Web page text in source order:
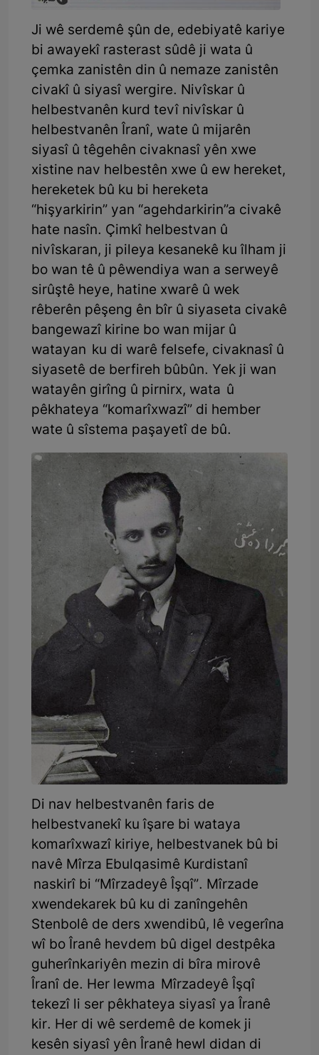
Ji wê serdemê şûn de, edebiyatê kariye
bi awayekî rasterast sûdê ji wata û
çemka zanistên din û nemaze zanistên
civakî û siyasî wergire. Nivîskar û
helbestvanên kurd tevî nivîskar û
helbestvanên Îranî, wate û mijarên
siyasî û têgehên civaknasî yên xwe
xistine nav helbestên xwe û ew hereket,
hereketek bû ku bi hereketa
“hişyarkirin” yan “agehdarkirin”a civakê
hate nasîn. Çimkî helbestvan û
nivîskaran, ji pileya kesanekê ku îlham ji
bo wan tê û pêwendiya wan a serweyê
sirûştê heye, hatine xwarê û wek
rêberên pêşeng ên bîr û siyaseta civakê
bangewazî kirine bo wan mijar û
watayan ku di warê felsefe, civaknasî û
siyasetê de berfireh bûbûn. Yek ji wan
watayên girîng û pirnirx, wata û
pêkhateya “komarîxwazî” di hember
wate û sîstema paşayetî de bû.
Di nav helbestvanên faris de
helbestvanekî ku îşare bi wataya
komarîxwazî kiriye, helbestvanek bû bi
navê Mîrza Ebulqasimê Kurdistanî
naskirî bi “Mîrzadeyê Îşqî”. Mîrzade
xwendekarek bû ku di zanîngehên
Stenbolê de ders xwendibû, lê vegerîna
wî bo Îranê hevdem bû digel destpêka
guherînkariyên mezin di bîra mirovê
Îranî de. Her lewma Mîrzadeyê Îşqî
tekezî li ser pêkhateya siyasî ya Îranê
kir. Her di wê serdemê de komek ji
kesên siyasî yên Îranê hewl didan di